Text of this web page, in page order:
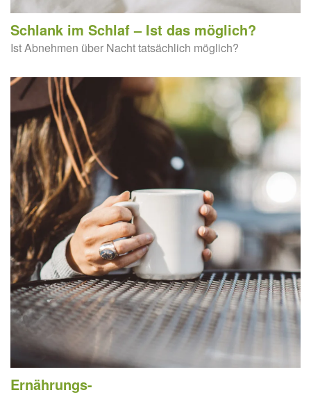
Schlank im Schlaf – Ist das möglich?
Ist Abnehmen über Nacht tatsächlich möglich?
Ernährungs-